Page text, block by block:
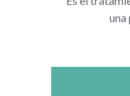
una